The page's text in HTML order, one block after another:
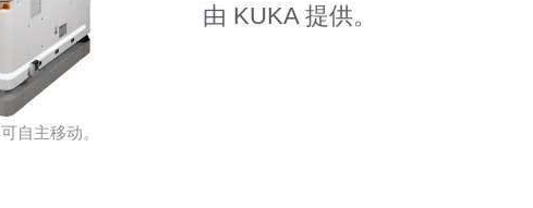
由 KUKA 提供。
自主移动。